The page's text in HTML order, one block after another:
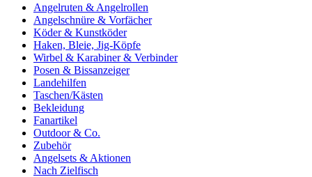
Angelruten & Angelrollen
Angelschnüre & Vorfächer
Köder & Kunstköder
Haken, Bleie, Jig-Köpfe
Wirbel & Karabiner & Verbinder
Posen & Bissanzeiger
Landehilfen
Taschen/Kästen
Bekleidung
Fanartikel
Outdoor & Co.
Zubehör
Angelsets & Aktionen
Nach Zielfisch